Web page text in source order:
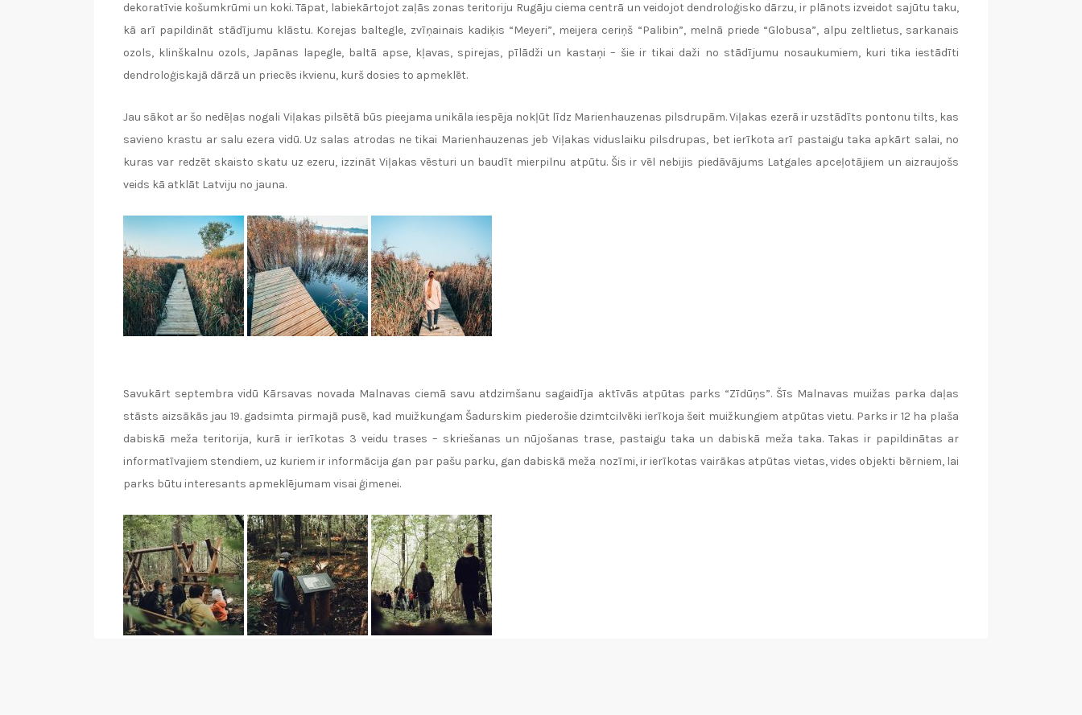
dekoratīvie košumkrūmi un koki. Tāpat, labiekārtojot zaļās zonas teritoriju Rugāju ciema centrā un veidojot dendroloģisko dārzu, ir plānots izveidot sajūtu taku,
kā arī papildināt stādījumu klāstu. Korejas baltegle, zvīņainais kadiķis “Meyeri”, meijera ceriņš “Palibin”, melnā priede “Globusa”, alpu zeltlietus, sarkanais
ozols, klinškalnu ozols, Japānas lapegle, baltā apse, kļavas, spirejas, pīlādži un kastaņi – šie ir tikai daži no stādījumu nosaukumiem, kuri tika iestādīti
dendroloģiskajā dārzā un priecēs ikvienu, kurš dosies to apmeklēt.
Jau sākot ar šo nedēļas nogali Viļakas pilsētā būs pieejama unikāla iespēja nokļūt līdz Marienhauzenas pilsdrupām. Viļakas ezerā ir uzstādīts pontonu tilts, kas
savieno krastu ar salu ezera vidū. Uz salas atrodas ne tikai Marienhauzenas jeb Viļakas viduslaiku pilsdrupas, bet ierīkota arī pastaigu taka apkārt salai, no
kuras var redzēt skaisto skatu uz ezeru, izzināt Viļakas vēsturi un baudīt mierpilnu atpūtu. Šis ir vēl nebijis piedāvājums Latgales apceļotājiem un aizraujošs
veids kā atklāt Latviju no jauna.
Savukārt septembra vidū Kārsavas novada Malnavas ciemā savu atdzimšanu sagaidīja aktīvās atpūtas parks “Zīdūņs”. Šīs Malnavas muižas parka daļas
stāsts aizsākās jau 19. gadsimta pirmajā pusē, kad muižkungam Šadurskim piederošie dzimtcilvēki ierīkoja šeit muižkungiem atpūtas vietu. Parks ir 12 ha plaša
dabiskā meža teritorija, kurā ir ierīkotas 3 veidu trases – skriešanas un nūjošanas trase, pastaigu taka un dabiskā meža taka. Takas ir papildinātas ar
informatīvajiem stendiem, uz kuriem ir informācija gan par pašu parku, gan dabiskā meža nozīmi, ir ierīkotas vairākas atpūtas vietas, vides objekti bērniem, lai
parks būtu interesants apmeklējumam visai ģimenei.